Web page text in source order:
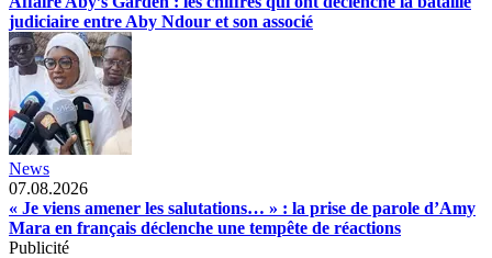
judiciaire entre Aby Ndour et son associé
News
07.08.2026
« Je viens amener les salutations… » : la prise de parole d’Amy
Mara en français déclenche une tempête de réactions
Publicité